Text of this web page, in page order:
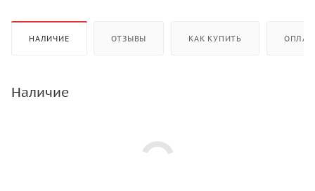
НАЛИЧИЕ ОТЗЫВЫ КАК КУПИТЬ
Наличие